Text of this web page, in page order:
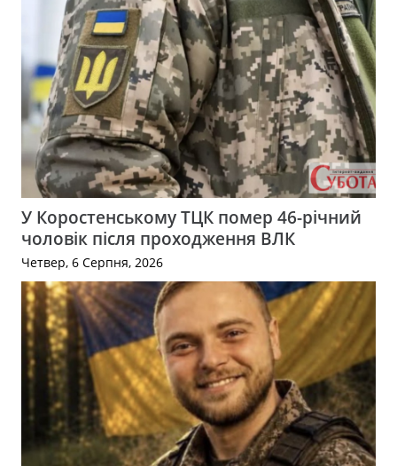
У Коростенському ТЦК помер 46-річний
чоловік після проходження ВЛК
Четвер, 6 Серпня, 2026